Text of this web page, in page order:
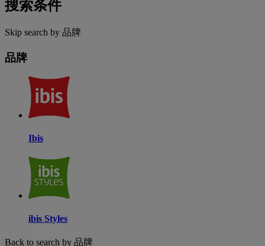
搜索条件
Skip search by 品牌
品牌
Ibis
ibis Styles
Back to search by 品牌